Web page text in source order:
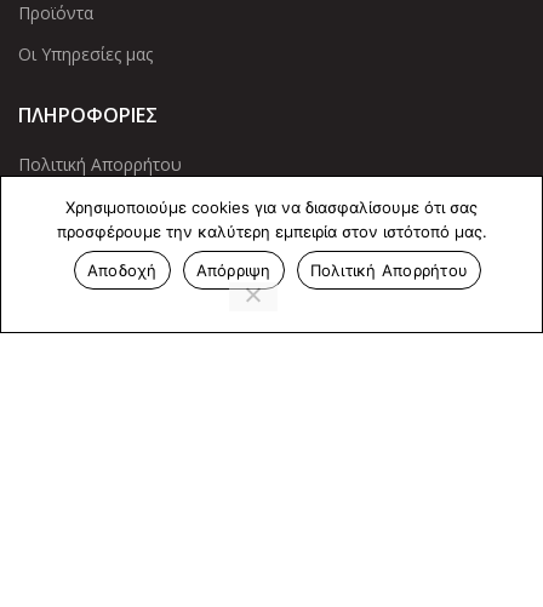
Προϊόντα
Οι Υπηρεσίες μας
ΠΛΗΡΟΦΟΡΙΕΣ
Πολιτική Απορρήτου
Cookies
Επικοινωνία
Χρησιμοποιούμε cookies για να διασφαλίσουμε ότι σας
προσφέρουμε την καλύτερη εμπειρία στον ιστότοπό μας.
Αποδοχή
Απόρριψη Πολιτική Απορρήτου